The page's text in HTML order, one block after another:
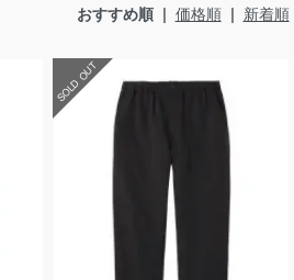
おすすめ順 | 価格順| 新着順
SOLD OUT